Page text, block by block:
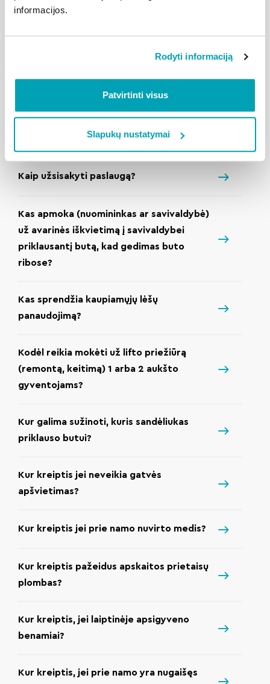
informacijos.
Rodyti informaciją
Patvirtinti visus
Slapukų nustatymai
balkoną?
Ką daryti, jei prie namo automobiliai
Kaip užsisakyti paslaugą?
Kas apmoka (nuomininkas ar savivaldybė)
už avarinės iškvietimą į savivaldybei
priklausantį butą, kad gedimas buto
ribose?
Kas sprendžia kaupiamųjų lėšų
panaudojimą?
Kodėl reikia mokėti už lifto priežiūrą
(remontą, keitimą) 1 arba 2 aukšto
gyventojams?
Kur galima sužinoti, kuris sandėliukas
priklauso butui?
Kur kreiptis jei neveikia gatvės
apšvietimas?
Kur kreiptis jei prie namo nuvirto medis?
Kur kreiptis pažeidus apskaitos prietaisų
plombas?
Kur kreiptis, jei laiptinėje apsigyveno
benamiai?
Kur kreiptis, jei prie namo yra nugaišęs